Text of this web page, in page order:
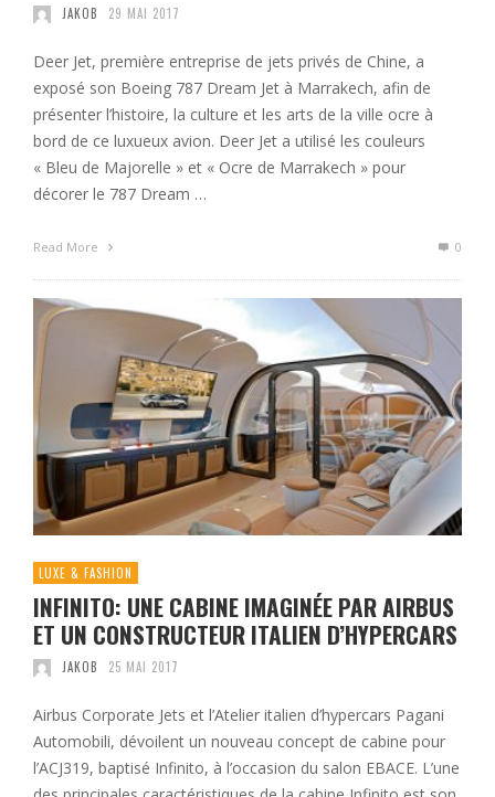
JAKOB 29 MAI 2017
Deer Jet, première entreprise de jets privés de Chine, a
exposé son Boeing 787 Dream Jet à Marrakech, afin de
présenter l’histoire, la culture et les arts de la ville ocre à
bord de ce luxueux avion. Deer Jet a utilisé les couleurs
« Bleu de Majorelle » et « Ocre de Marrakech » pour
décorer le 787 Dream …
Read More 0
LUXE & FASHION
INFINITO: UNE CABINE IMAGINÉE PAR AIRBUS
ET UN CONSTRUCTEUR ITALIEN D’HYPERCARS
JAKOB 25 MAI 2017
Airbus Corporate Jets et l’Atelier italien d’hypercars Pagani
Automobili, dévoilent un nouveau concept de cabine pour
l’ACJ319, baptisé Infinito, à l’occasion du salon EBACE. L’une